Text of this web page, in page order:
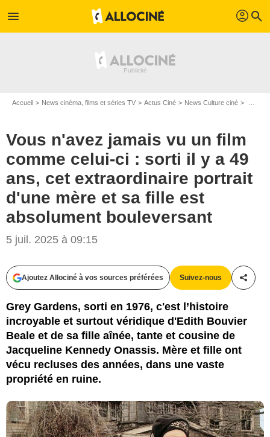
menu profil search
Accueil News cinéma, films et séries TV Actus Ciné News Culture ciné
Vous n'avez jamais vu un film
comme celui-ci : sorti il y a 49
ans, cet extraordinaire portrait
d'une mère et sa fille est
absolument bouleversant
5 juil. 2025 à 09:15
Ajoutez Allociné à vos sources préférées Suivez-nous
Grey Gardens, sorti en 1976, c'est l’histoire
incroyable et surtout véridique d'Edith Bouvier
Beale et de sa fille aînée, tante et cousine de
Jacqueline Kennedy Onassis. Mère et fille ont
vécu recluses des années, dans une vaste
propriété en ruine.